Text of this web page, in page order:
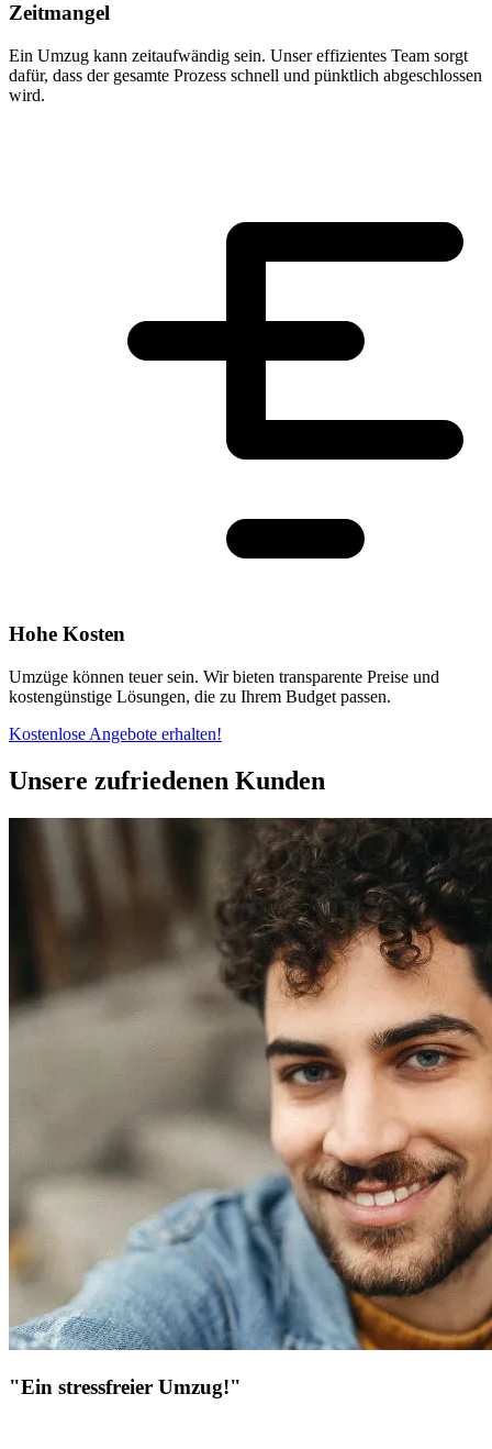
Zeitmangel
Ein Umzug kann zeitaufwändig sein. Unser effizientes Team sorgt
dafür, dass der gesamte Prozess schnell und pünktlich abgeschlossen
wird.
Hohe Kosten
Umzüge können teuer sein. Wir bieten transparente Preise und
kostengünstige Lösungen, die zu Ihrem Budget passen.
Kostenlose Angebote erhalten!
Unsere zufriedenen Kunden
"Ein stressfreier Umzug!"